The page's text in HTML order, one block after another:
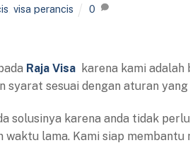
,visa perancis 0
Raja Visa karena kami adalah
syarat sesuai dengan aturan
solusinya karena anda tidak
lama. Kami siap membantu